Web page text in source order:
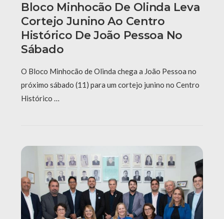
Bloco Minhocão De Olinda Leva
Cortejo Junino Ao Centro
Histórico De João Pessoa No
Sábado
O Bloco Minhocão de Olinda chega a João Pessoa no
próximo sábado (11) para um cortejo junino no Centro
Histórico …